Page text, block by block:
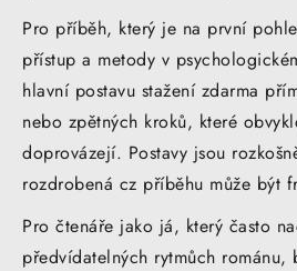
Pro příběh, který je na první
přístup a metody v
hlavní postavu stažení zdarma​
nebo zpětných kroků, které
doprovázejí. Postavy jsou
rozdrobená cz příběhu může být
Pro čtenáře jako já, který často
předvídatelných rytmůch románu,